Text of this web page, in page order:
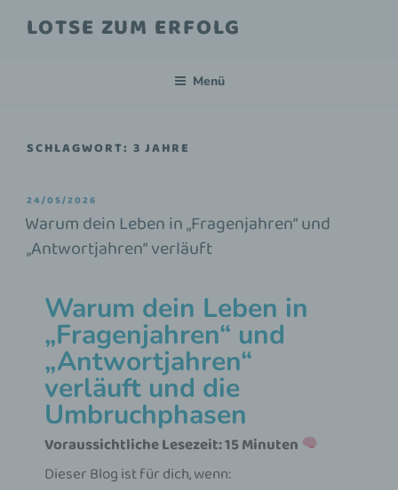
LOTSE ZUM ERFOLG
Menü
SCHLAGWORT: 3 JAHRE
24/05/2026
Warum dein Leben in „Fragenjahren“ und
„Antwortjahren“ verläuft
Warum dein Leben in
„Fragenjahren“ und
„Antwortjahren“
verläuft und die
Umbruchphasen
Voraussichtliche Lesezeit: 15 Minuten
Dieser Blog ist für dich, wenn: